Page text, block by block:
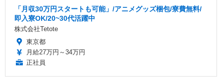
「月収30万円スタートも可能」/アニメグッズ梱包/寮費無料/
即入寮OK/20~30代活躍中
株式会社Tetote
東京都
月給27万円～34万円
正社員